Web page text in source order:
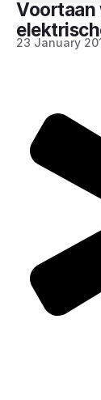
Voortaan
23 January